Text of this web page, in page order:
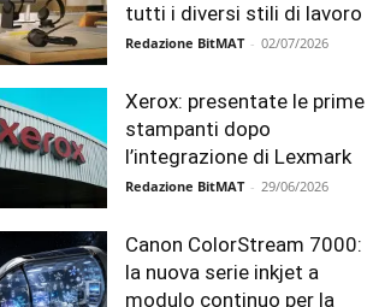
tutti i diversi stili di lavoro
Redazione BitMAT - 02/07/2026
Xerox: presentate le prime
stampanti dopo
l’integrazione di Lexmark
Redazione BitMAT - 29/06/2026
Canon ColorStream 7000:
la nuova serie inkjet a
modulo continuo per la